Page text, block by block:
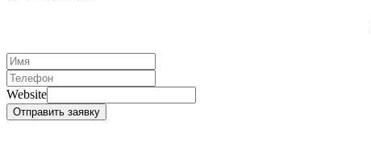
Website
Отправить заявку